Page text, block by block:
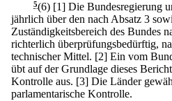
5(6) [1] Die Bundesregierung
jährlich über den nach Absatz 3
Zuständigkeitsbereich des Bundes
richterlich überprüfungsbedürftig,
technischer Mittel. [2] Ein vom
übt auf der Grundlage dieses
Kontrolle aus. [3] Die Länder
parlamentarische Kontrolle.